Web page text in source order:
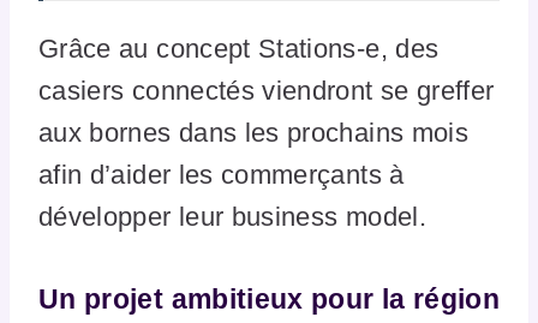
Grâce au concept Stations-e, des
casiers connectés viendront se greffer
aux bornes dans les prochains mois
afin d’aider les commerçants à
développer leur business model.
Un projet ambitieux pour la région